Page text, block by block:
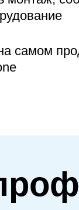
самом